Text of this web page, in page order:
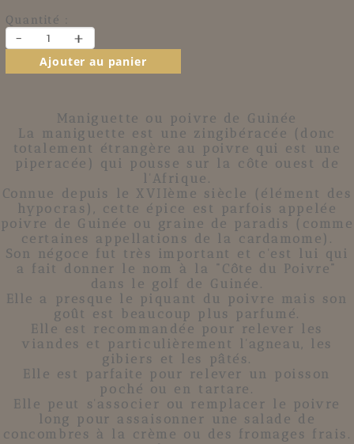
Quantité :
- +
Ajouter au panier
Maniguette ou poivre de Guinée
La maniguette est une zingibéracée (donc
totalement étrangère au poivre qui est une
piperacée) qui pousse sur la côte ouest de
l'Afrique.
Connue depuis le XVIIème siècle (élément des
hypocras), cette épice est parfois appelée
poivre de Guinée ou graine de paradis (comme
certaines appellations de la cardamome).
Son négoce fut très important et c'est lui qui
a fait donner le nom à la "Côte du Poivre"
dans le golf de Guinée.
Elle a presque le piquant du poivre mais son
goût est beaucoup plus parfumé.
Elle est recommandée pour relever les
viandes et particulièrement l'agneau, les
gibiers et les pâtés.
Elle est parfaite pour relever un poisson
poché ou en tartare.
Elle peut s'associer ou remplacer le poivre
long pour assaisonner une salade de
concombres à la crème ou des fromages frais.